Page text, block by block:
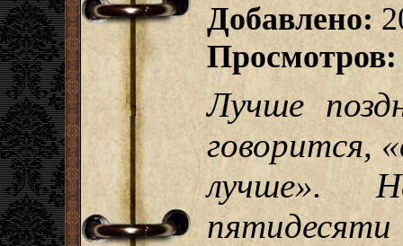
Добавлено:
Просмотров:
Лучше
говорится,
лучше».